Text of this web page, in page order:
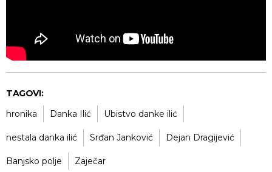
TAGOVI:
hronika
Danka Ilić Ubistvo danke ilić
nestala danka ilić Srđan Janković Dejan Dragijević
Banjsko polje Zaječar